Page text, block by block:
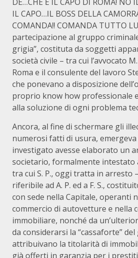
IL CAPO…IL BOSS DELLA
COMANDA!! COMANDA TUTTO
partecipazione al gruppo
grigia”, costituta da soggetti
società civile – tra cui l’avvocato
Roma e il consulente del lavoro
che ponevano a disposizione
proprio know how professionale
alla soluzione di ogni problema
Ancora, al fine di schermare gli
numerosi fatti di usura,
investigato avesse elaborato un
societario, formalmente intestato
tra cui S. P., oggi tratta in arresto
riferibile ad A. P. ed a F. S.,
con sede nella Capitale, operanti
commercio di autovetture e nella
immobiliare, nonché da
da considerarsi la “cassaforte”
attribuivano la titolarità di
già offerti in garanzia per i